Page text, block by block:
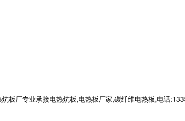
板厂专业承接电热炕板,电热板厂家,碳纤维电热板,电话